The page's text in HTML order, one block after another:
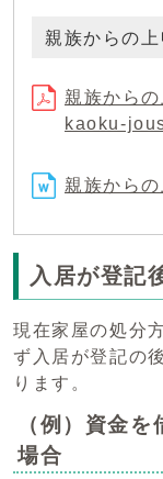
親族からの上
親族から
kaoku-
親族から
入居が登記
現在家屋の処分
ず入居が登記の
ります。
（例）資金
場合